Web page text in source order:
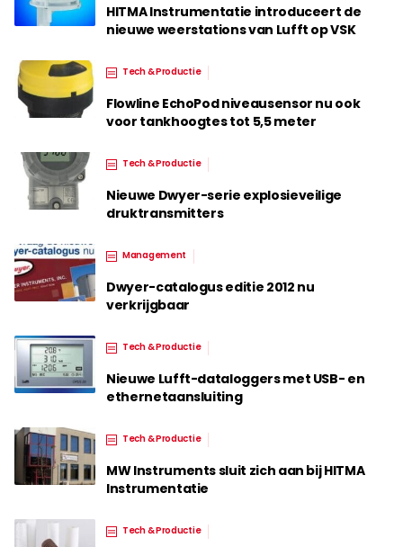
HITMA Instrumentatie introduceert de
nieuwe weerstations van Lufft op VSK
Tech & Productie
Flowline EchoPod niveausensor nu ook
voor tankhoogtes tot 5,5 meter
Tech & Productie
Nieuwe Dwyer-serie explosieveilige
druktransmitters
Management
Dwyer-catalogus editie 2012 nu
verkrijgbaar
Tech & Productie
Nieuwe Lufft-dataloggers met USB- en
ethernetaansluiting
Tech & Productie
MW Instruments sluit zich aan bij HITMA
Instrumentatie
Tech & Productie